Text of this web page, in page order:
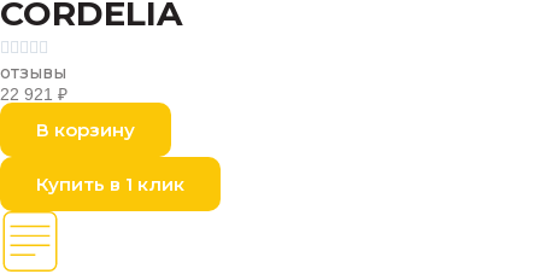
CORDELIA
    
отзывы
22 921 ₽
В корзину
Купить в 1 клик